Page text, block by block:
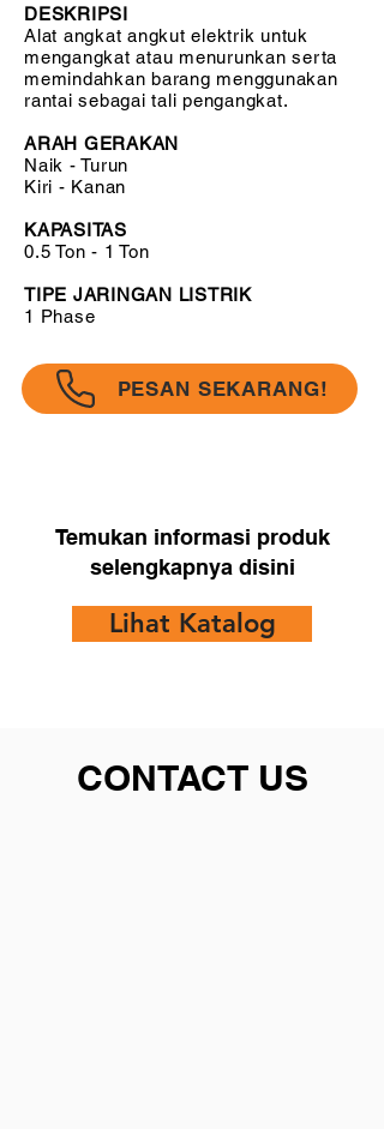
DESKRIPSI
Alat angkat angkut elektrik untuk
mengangkat atau menurunkan serta
memindahkan barang menggunakan
rantai sebagai tali pengangkat.
ARAH GERAKAN
Naik - Turun
Kiri - Kanan
KAPASITAS
0.5 Ton - 1 Ton
TIPE JARINGAN LISTRIK
1 Phase
PESAN SEKARANG!
Temukan informasi produk
selengkapnya disini
Lihat Katalog
CONTACT US